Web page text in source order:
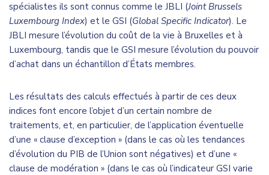
spécialistes ils sont connus comme le JBLI (Joint Brussels
Luxembourg Index) et le GSI (Global Specific Indicator). Le
JBLI mesure l’évolution du coût de la vie à Bruxelles et à
Luxembourg, tandis que le GSI mesure l’évolution du pouvoir
d’achat dans un échantillon d’États membres.
Les résultats des calculs effectués à partir de ces deux
indices font encore l’objet d’un certain nombre de
traitements, et, en particulier, de l’application éventuelle
d’une « clause d’exception » (dans le cas où les tendances
d’évolution du PIB de l’Union sont négatives) et d’une «
clause de modération » (dans le cas où l’indicateur GSI varie